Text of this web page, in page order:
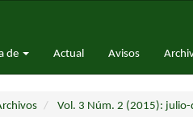
de Actual Avisos
Vol. 3 Núm. 2 (2015): julio-